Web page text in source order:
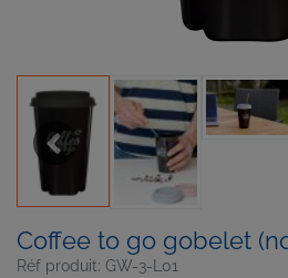
Previous
Coffee to go gobelet
Réf produit: GW-3-L01